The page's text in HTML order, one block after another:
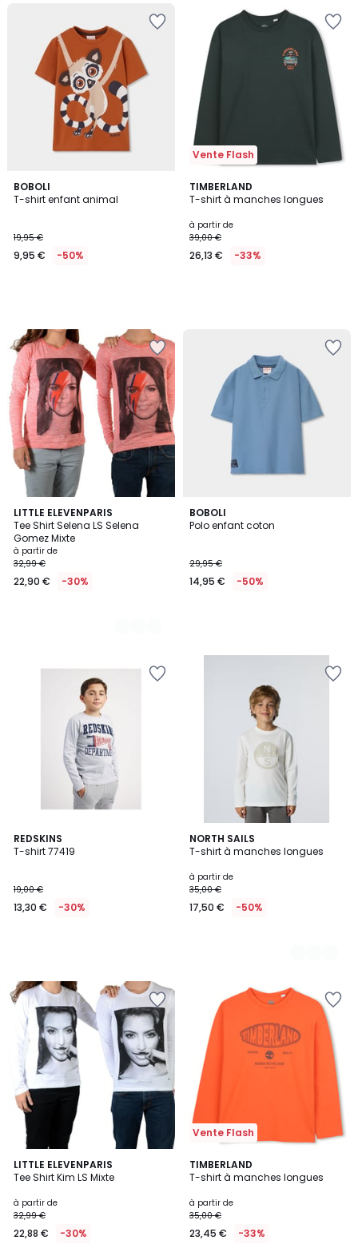
BOBOLI
T-shirt enfant animal
19,95 €
9,95 € -50%
Vente Flash
TIMBERLAND
T-shirt à manches longues
à partir de
39,00 €
26,13 € -33%
LITTLE ELEVENPARIS
Tee Shirt Selena LS Selena
Gomez Mixte
à partir de
32,99 €
22,90 € -30%
3
Couleurs
BOBOLI
Polo enfant coton
29,95 €
14,95 € -50%
REDSKINS
T-shirt 77419
19,00 €
13,30 € -30%
NORTH SAILS
T-shirt à manches longues
à partir de
35,00 €
17,50 € -50%
3
Couleurs
LITTLE ELEVENPARIS
Tee Shirt Kim LS Mixte
à partir de
32,99 €
22,88 € -30%
3
Couleurs
Vente Flash
TIMBERLAND
T-shirt à manches longues
à partir de
35,00 €
23,45 € -33%
2
Couleurs